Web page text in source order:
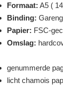
Formaat: A5 (
Binding:
Papier: FSC-
Omslag:
genummerde
licht chamois